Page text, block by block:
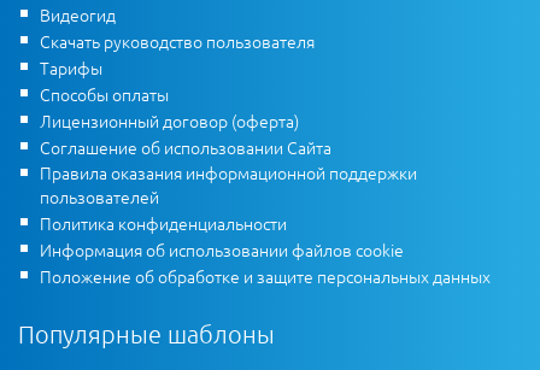
Видеогид
Скачать руководство пользователя
Тарифы
Способы оплаты
Лицензионный договор (оферта)
Соглашение об использовании Сайта
Правила оказания информационной поддержки
пользователей
Политика конфиденциальности
Информация об использовании файлов cookie
Положение об обработке и защите персональных данных
Популярные шаблоны